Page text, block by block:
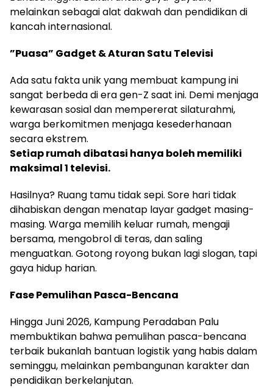
melainkan sebagai alat dakwah dan pendidikan di
kancah internasional.
​”Puasa” Gadget & Aturan Satu Televisi
​Ada satu fakta unik yang membuat kampung ini
sangat berbeda di era gen-Z saat ini. Demi menjaga
kewarasan sosial dan mempererat silaturahmi,
warga berkomitmen menjaga kesederhanaan
secara ekstrem.
​Setiap rumah dibatasi hanya boleh memiliki
maksimal 1 televisi.
​Hasilnya? Ruang tamu tidak sepi. Sore hari tidak
dihabiskan dengan menatap layar gadget masing-
masing. Warga memilih keluar rumah, mengaji
bersama, mengobrol di teras, dan saling
menguatkan. Gotong royong bukan lagi slogan, tapi
gaya hidup harian.
​Fase Pemulihan Pasca-Bencana
​Hingga Juni 2026, Kampung Peradaban Palu
membuktikan bahwa pemulihan pasca-bencana
terbaik bukanlah bantuan logistik yang habis dalam
seminggu, melainkan pembangunan karakter dan
pendidikan berkelanjutan.